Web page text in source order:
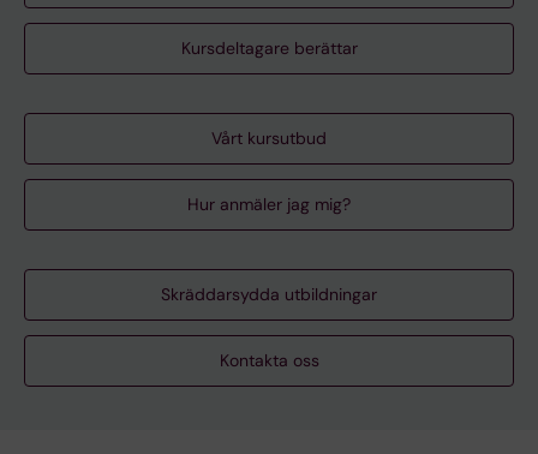
Kursdeltagare berättar
Vårt kursutbud
Hur anmäler jag mig?
Skräddarsydda utbildningar
Kontakta oss